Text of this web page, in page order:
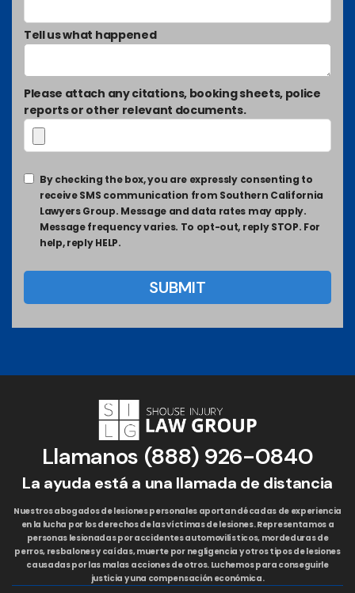
Tell us what happened
Please attach any citations, booking sheets, police
reports or other relevant documents.
By checking the box, you are expressly consenting to
receive SMS communication from Southern California
Lawyers Group. Message and data rates may apply.
Message frequency varies. To opt-out, reply STOP. For
help, reply HELP.
Llamanos (888) 926-0840
La ayuda está a una llamada de distancia
Nuestros abogados de lesiones personales aportan décadas de experiencia
en la lucha por los derechos de las víctimas de lesiones. Representamos a
personas lesionadas por accidentes automovilísticos, mordeduras de
perros, resbalones y caídas, muerte por negligencia y otros tipos de lesiones
causadas por las malas acciones de otros. Luchemos para conseguirle
justicia y una compensación económica.